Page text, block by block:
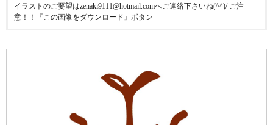
イラストのご要望はzenaki9111@hotmail.comへご連絡下さいね(^^)/ ご注
意！！『この画像をダウンロード』ボタン